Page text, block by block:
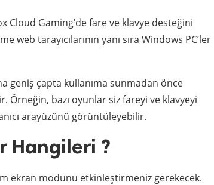
Cloud Gaming’de fare ve klavye desteğini
tarayıcılarının yanı sıra Windows
geniş çapta kullanıma sunmadan önce
Örneğin, bazı oyunlar siz fareyi ve klavyeyi
arayüzünü görüntüleyebilir.
Hangileri ?
ekran modunu etkinleştirmeniz gerekecek.